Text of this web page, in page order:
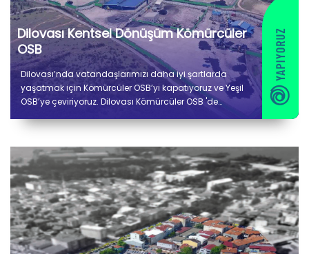
Dilovası Kentsel Dönüşüm Kömürcüler
OSB
Dilovası’nda vatandaşlarımızı daha iyi şartlarda
yaşatmak için Kömürcüler OSB’yi kapatıyoruz ve Yeşil
OSB’ye çeviriyoruz. Dilovası Kömürcüler OSB 'de